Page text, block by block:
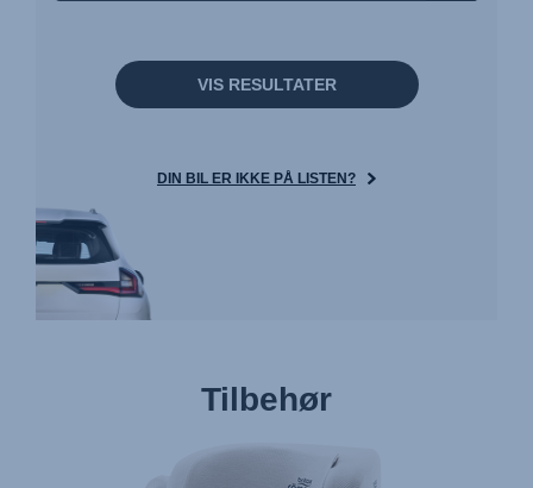
VIS RESULTATER
DIN BIL ER IKKE PÅ LISTEN?
Tilbehør